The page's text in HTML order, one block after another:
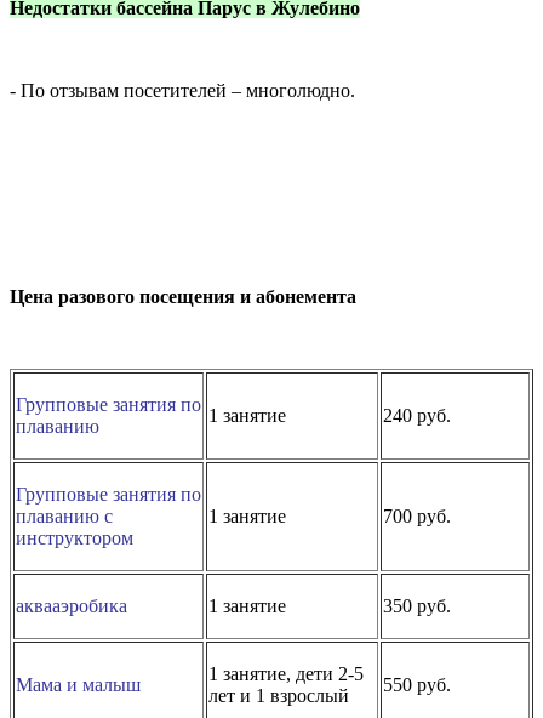
Недостатки бассейна Парус в Жулебино
- По отзывам посетителей – многолюдно.
Цена разового посещения и абонемента
Групповые занятия по
плаванию
1 занятие 240 руб.
Групповые занятия по
плаванию с
инструктором
1 занятие 700 руб.
аквааэробика 1 занятие 350 руб.
Мама и малыш
1 занятие, дети 2-5
лет и 1 взрослый
550 руб.